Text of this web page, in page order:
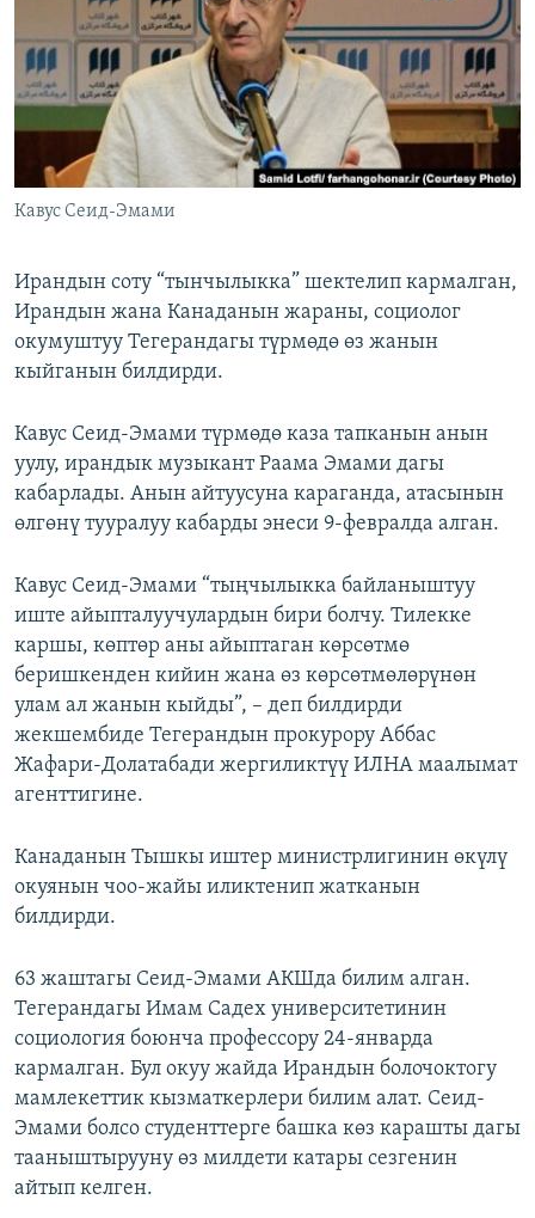
АЗАТТЫК+
ЫҢГАЙСЫЗ СУРООЛОР
ЭЕ/АРнун бардык сайттары
Кавус Сеид-Эмами
Ирандын соту “тынчылыкка” шектелип кармалган,
Ирандын жана Канаданын жараны, социолог
окумуштуу Тегерандагы түрмөдө өз жанын
кыйганын билдирди.
Кавус Сеид-Эмами түрмөдө каза тапканын анын
уулу, ирандык музыкант Раама Эмами дагы
кабарлады. Анын айтуусуна караганда, атасынын
өлгөнү тууралуу кабарды энеси 9-февралда алган.
Кавус Сеид-Эмами “тыңчылыкка байланыштуу
иште айыпталуучулардын бири болчу. Тилекке
каршы, көптөр аны айыптаган көрсөтмө
беришкенден кийин жана өз көрсөтмөлөрүнөн
улам ал жанын кыйды”, – деп билдирди
жекшембиде Тегерандын прокурору Аббас
Жафари-Долатабади жергиликтүү ИЛНА маалымат
агенттигине.
Канаданын Тышкы иштер министрлигинин өкүлү
окуянын чоо-жайы иликтенип жатканын
билдирди.
63 жаштагы Сеид-Эмами АКШда билим алган.
Тегерандагы Имам Садех университетинин
социология боюнча профессору 24-январда
кармалган. Бул окуу жайда Ирандын болочоктогу
мамлекеттик кызматкерлери билим алат. Сеид-
Эмами болсо студенттерге башка көз карашты дагы
тааныштырууну өз милдети катары сезгенин
айтып келген.